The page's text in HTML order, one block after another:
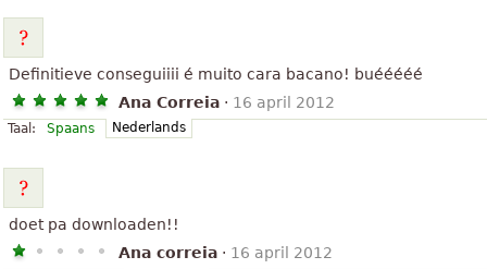
Definitieve conseguiiii é muito cara bacano! buééééé
Ana Correia · 16 april 2012
Taal: Spaans Nederlands
doet pa downloaden!!
Ana correia · 16 april 2012